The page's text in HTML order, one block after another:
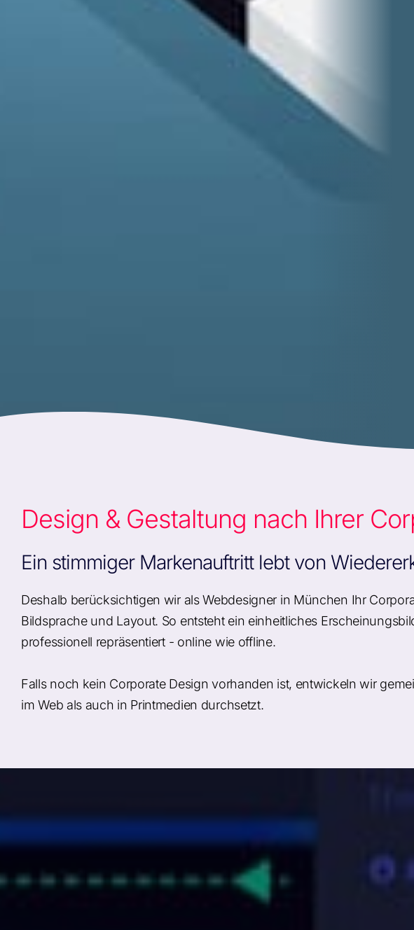
Design & Gestaltung nach Ihrer
Ein stimmiger Markenauftritt lebt von
Deshalb berücksichtigen wir als Webdesigner in München Ihr
Bildsprache und Layout. So entsteht ein einheitliches
professionell repräsentiert - online wie offline.
Falls noch kein Corporate Design vorhanden ist, entwickeln wir
im Web als auch in Printmedien durchsetzt.